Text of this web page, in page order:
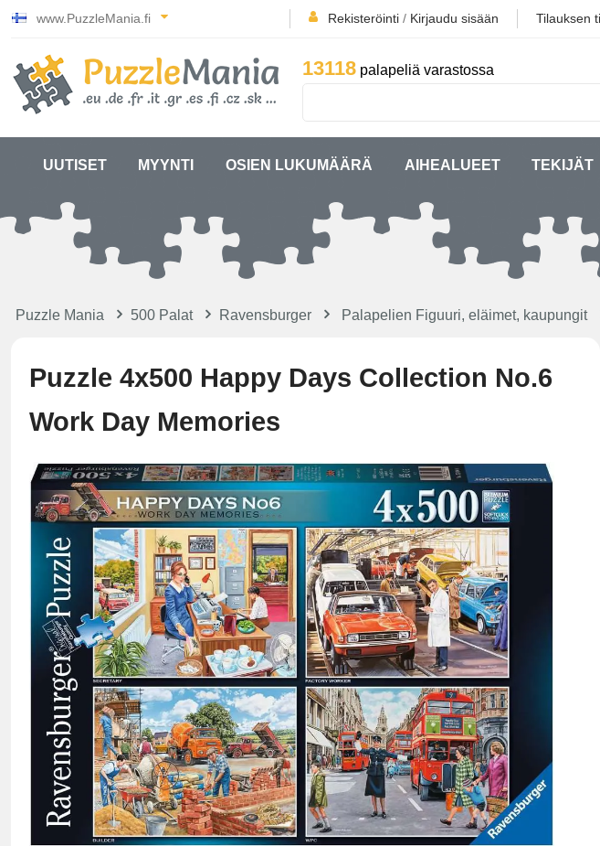
www.PuzzleMania.fi Rekisteröinti / Kirjaudu sisään Tilauksen
13118 palapeliä varastossa
UUTISET MYYNTI OSIEN LUKUMÄÄRÄ AIHEALUEET TEKIJÄT
Puzzle Mania 500 Palat Ravensburger Palapelien Figuuri, eläimet, kaupungit
Puzzle 4x500 Happy Days Collection No.6
Work Day Memories